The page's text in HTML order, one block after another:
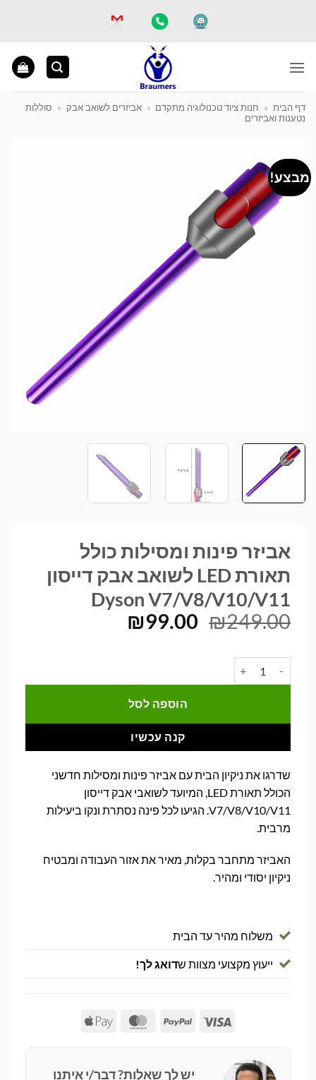
דף הבית » חנות ציוד טכנולוגיה מתקדם » אביזרים לשואב אבק » סוללות
נטענות ואביזרים
מבצע!
אביזר פינות ומסילות כולל
תאורת LED לשואב אבק דייסון
Dyson V7/V8/V10/V11
₪249.00
המחיר
₪249.00.
₪99.00
₪99.00.
הוספה לסל
קנה עכשיו
שדרגו את ניקיון הבית עם אביזר פינות ומסילות חדשני
הכולל תאורת LED, המיועד לשואבי אבק דייסון
V7/V8/V10/V11. הגיעו לכל פינה נסתרת ונקו ביעילות
מרבית.
האביזר מתחבר בקלות, מאיר את אזור העבודה ומבטיח
ניקיון יסודי ומהיר.
משלוח מהיר עד הבית
ייעוץ מקצועי מצוות שדואג לך!
Visa
PayPal
MasterCard
Apple
יש לך שאלות? דבר/י איתנו